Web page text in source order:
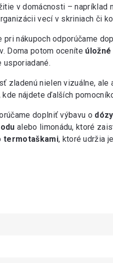
v domácnosti – napríklad
vecí v skriniach či
nákupoch odporúčame
Doma potom oceníte úložné
usporiadané.
zladenú nielen vizuálne,
kde nájdete ďalších
doplniť výbavu o
alebo limonádu, ktoré
termotaškami, ktoré udržia